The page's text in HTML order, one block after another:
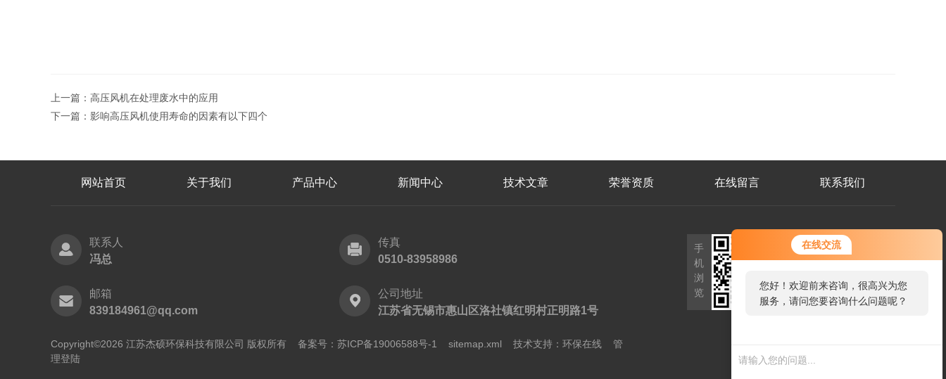
在线交流
您好！欢迎前来咨询，很高兴为您
服务，请问您要咨询什么问题呢？
上一篇： 高压风机在处理废水中的应用
下一篇： 影响高压风机使用寿命的因素有以下四个
网站首页 关于我们 产品中心 新闻中心 技术文章 荣誉资质 在线留言 联系我们
联系人
冯总
传真
0510-83958986
邮箱
839184961@qq.com
公司地址
江苏省无锡市惠山区洛社镇红明村正明路1号
手
机
浏
览
扫
码
微
信
Copyright©2026 江苏杰硕环保科技有限公司 版权所有 备案号：苏ICP备19006588号-1 sitemap.xml 技术支持： 环保在线
管
理登陆